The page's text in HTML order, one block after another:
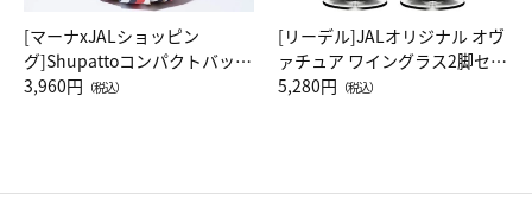
[マーナxJALショッピン
グ]Shupattoコンパクトバッグ
Drop JAL客室乗務員（LC）ス
3,960円 （税込）
[リーデル]JALオリジナル オヴ
ァチュア ワイングラス2脚セッ
ト（レッドワイン）
5,280円 （税込）